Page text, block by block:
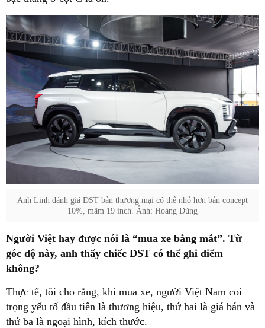
Anh Linh đánh giá DST bản thương mại có thể nhỏ hơn bản concept
10%, mâm 19 inch. Ảnh: Hoàng Dũng
Người Việt hay được nói là “mua xe bằng mắt”. Từ
góc độ này, anh thấy chiếc DST có thể ghi điểm
không?
Thực tế, tôi cho rằng, khi mua xe, người Việt Nam coi
trọng yếu tố đầu tiên là thương hiệu, thứ hai là giá bán và
thứ ba là ngoại hình, kích thước.